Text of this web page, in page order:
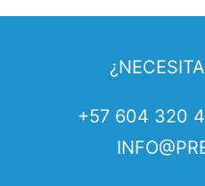
+57 604 320